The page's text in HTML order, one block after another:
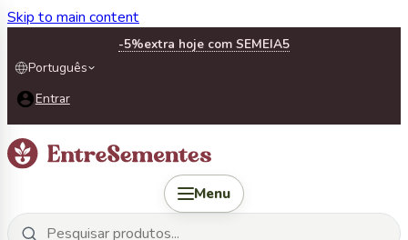
Skip to main content
-5%extra hoje com SEMEIA5
Português
Entrar
Menu